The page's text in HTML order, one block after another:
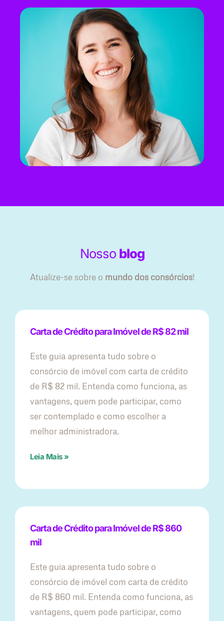
Nosso blog
Atualize-se sobre o mundo dos consórcios!
Carta de Crédito para Imóvel de R$ 82 mil
Este guia apresenta tudo sobre o
consórcio de imóvel com carta de crédito
de R$ 82 mil. Entenda como funciona, as
vantagens, quem pode participar, como
ser contemplado e como escolher a
melhor administradora.
Leia Mais »
Carta de Crédito para Imóvel de R$ 860
mil
Este guia apresenta tudo sobre o
consórcio de imóvel com carta de crédito
de R$ 860 mil. Entenda como funciona, as
vantagens, quem pode participar, como